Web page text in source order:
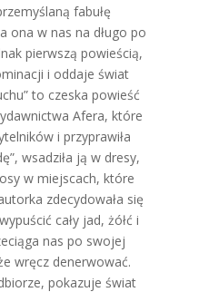
fabułę
ona w nas na długo po
pierwszą powieścią,
i oddaje świat
to czeska powieść
Afera, które
i przyprawiła
wsadziła ją w dresy,
w miejscach, które
zdecydowała się
cały jad, żółć i
nas po swojej
wręcz denerwować.
pokazuje świat